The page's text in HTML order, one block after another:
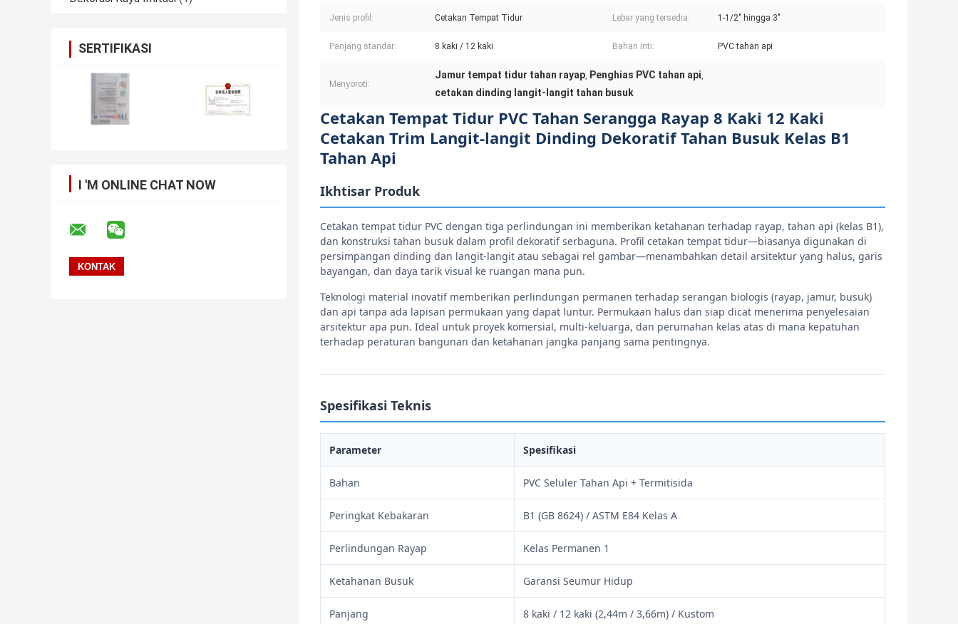
SERTIFIKASI
I 'M ONLINE CHAT NOW
Jenis profil: Cetakan Tempat Tidur Lebar yang tersedia: 1-1/2" hingga 3"
Panjang standar: 8 kaki / 12 kaki Bahan inti: PVC tahan api
Menyoroti:
Jamur tempat tidur tahan rayap, Penghias PVC tahan api,
cetakan dinding langit-langit tahan busuk
Cetakan Tempat Tidur PVC Tahan Serangga Rayap 8 Kaki 12 Kaki
Cetakan Trim Langit-langit Dinding Dekoratif Tahan Busuk Kelas B1
Tahan Api
Ikhtisar Produk
Cetakan tempat tidur PVC dengan tiga perlindungan ini memberikan ketahanan terhadap rayap, tahan api (kelas B1),
dan konstruksi tahan busuk dalam profil dekoratif serbaguna. Profil cetakan tempat tidur—biasanya digunakan di
persimpangan dinding dan langit-langit atau sebagai rel gambar—menambahkan detail arsitektur yang halus, garis
bayangan, dan daya tarik visual ke ruangan mana pun.
Teknologi material inovatif memberikan perlindungan permanen terhadap serangan biologis (rayap, jamur, busuk)
dan api tanpa ada lapisan permukaan yang dapat luntur. Permukaan halus dan siap dicat menerima penyelesaian
arsitektur apa pun. Ideal untuk proyek komersial, multi-keluarga, dan perumahan kelas atas di mana kepatuhan
terhadap peraturan bangunan dan ketahanan jangka panjang sama pentingnya.
Spesifikasi Teknis
Parameter Spesifikasi
Bahan PVC Seluler Tahan Api + Termitisida
Peringkat Kebakaran B1 (GB 8624) / ASTM E84 Kelas A
Perlindungan Rayap Kelas Permanen 1
Ketahanan Busuk Garansi Seumur Hidup
Panjang 8 kaki / 12 kaki (2,44m / 3,66m) / Kustom